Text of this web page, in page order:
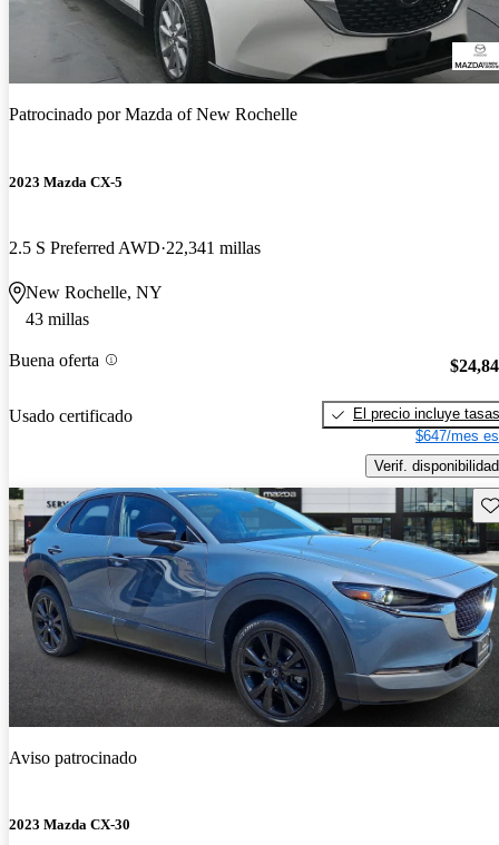
Patrocinado porMazda of New Rochelle
2023 Mazda CX-5
2.5 S Preferred AWD 22,341 millas
New Rochelle, NY
43 millas
Buena oferta
Usado certificado
El precio incluye tasas
$647/mes
Verif. disponibilidad
Aviso patrocinado
2023 Mazda CX-30